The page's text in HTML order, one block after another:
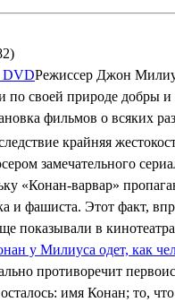
DVDРежиссер Джон
по своей природе добры
фильмов о всяких
крайняя
замечательного
«Конан-варвар»
и фашиста. Этот факт,
показывали в
у Милиуса одет, как
противоречит
имя Конан; то,